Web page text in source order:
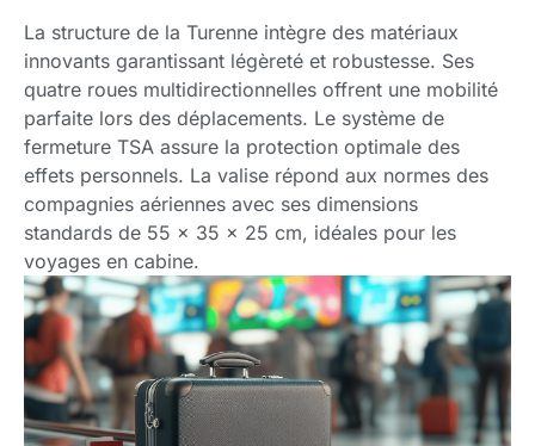
La structure de la Turenne intègre des matériaux
innovants garantissant légèreté et robustesse. Ses
quatre roues multidirectionnelles offrent une mobilité
parfaite lors des déplacements. Le système de
fermeture TSA assure la protection optimale des
effets personnels. La valise répond aux normes des
compagnies aériennes avec ses dimensions
standards de 55 x 35 x 25 cm, idéales pour les
voyages en cabine.